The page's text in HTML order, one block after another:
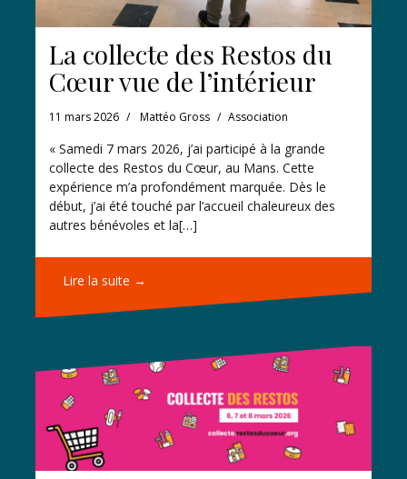
La collecte des Restos du
Cœur vue de l’intérieur
11 mars 2026 Mattéo Gross Association
« Samedi 7 mars 2026, j’ai participé à la grande
collecte des Restos du Cœur, au Mans. Cette
expérience m’a profondément marquée. Dès le
début, j’ai été touché par l’accueil chaleureux des
autres bénévoles et la[…]
Lire la suite →